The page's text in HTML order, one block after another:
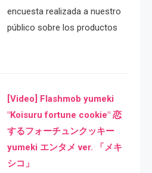
encuesta realizada a nuestro
público sobre los productos
[Video] Flashmob yumeki
"Koisuru fortune cookie" 恋
するフォーチュンクッキー
yumeki エンタメ ver. 「メキ
シコ」